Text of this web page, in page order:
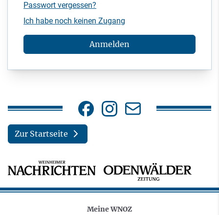
Passwort vergessen?
Ich habe noch keinen Zugang
Anmelden
Zur Startseite
Meine WNOZ